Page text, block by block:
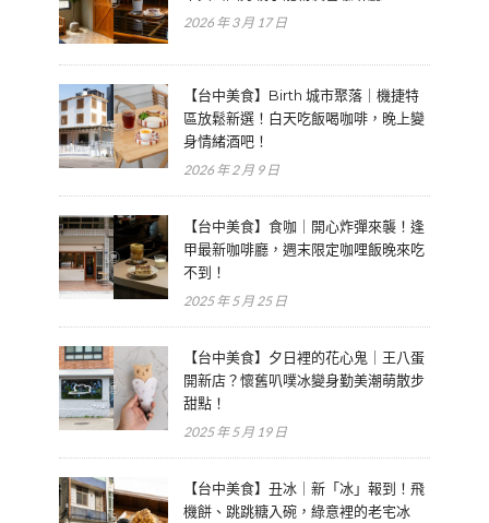
2026 年 3 月 17 日
【台中美食】Birth 城市聚落｜機捷特
區放鬆新選！白天吃飯喝咖啡，晚上變
身情緒酒吧！
2026 年 2 月 9 日
【台中美食】食咖｜開心炸彈來襲！逢
甲最新咖啡廳，週末限定咖哩飯晚來吃
不到！
2025 年 5 月 25 日
【台中美食】夕日裡的花心鬼｜王八蛋
開新店？懷舊叭噗冰變身勤美潮萌散步
甜點！
2025 年 5 月 19 日
【台中美食】丑冰｜新「冰」報到！飛
機餅、跳跳糖入碗，綠意裡的老宅冰